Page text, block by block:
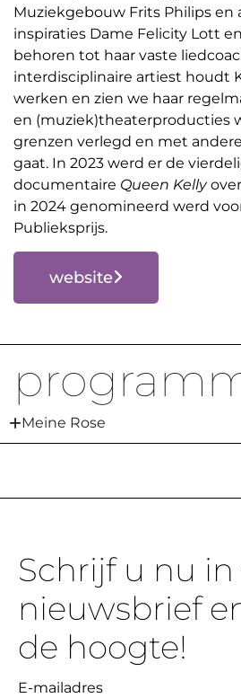
Muziekgebouw Frits Philips en
inspiraties Dame Felicity Lott
behoren tot haar vaste
interdisciplinaire artiest houdt
werken en zien we haar
en (muziek)theaterproducties
grenzen verlegd en met
gaat. In 2023 werd er de
documentaire Queen Kelly
in 2024 genomineerd werd
Publieksprijs.
website
Meine Rose
Schrijf u nu
nieuwsbrief
de hoogte!
E-mailadres